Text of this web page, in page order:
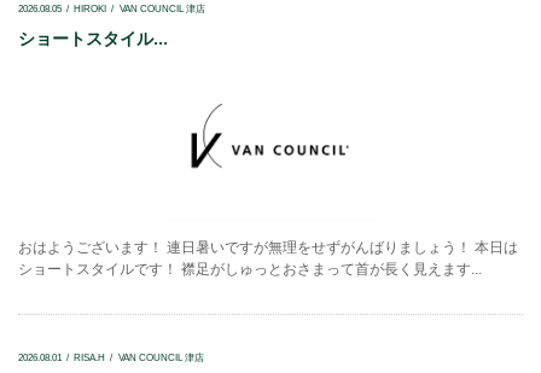
2026.08.05 HIROKI VAN COUNCIL 津店
ショートスタイル...
おはようございます！ 連日暑いですが無理をせずがんばりましょう！ 本日は
ショートスタイルです！ 襟足がしゅっとおさまって首が長く見えます...
2026.08.01 RISA.H VAN COUNCIL 津店